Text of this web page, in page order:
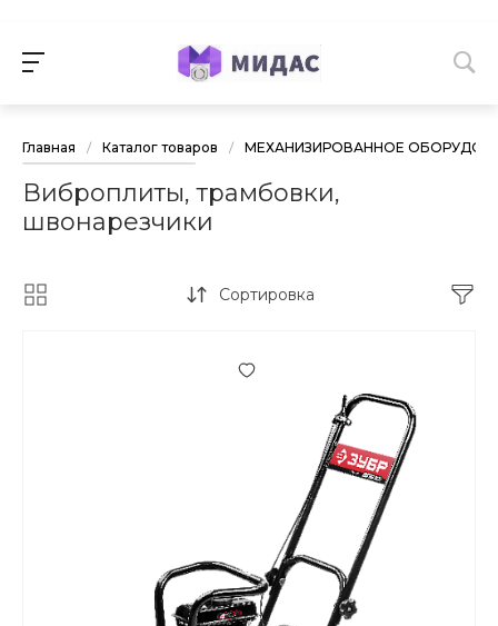
Главная / Каталог товаров / МЕХАНИЗИРОВАННОЕ
Виброплиты, трамбовки,
швонарезчики
Сортировка